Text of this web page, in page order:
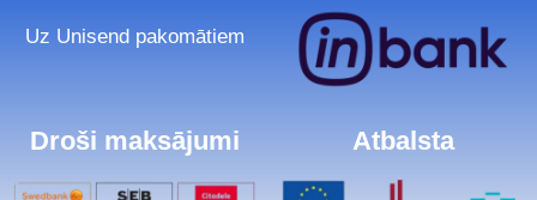
Uz Unisend pakomātiem
Droši maksājumi Atbalsta